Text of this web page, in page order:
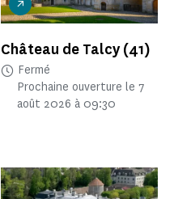
Château de Talcy(41)
Fermé
Prochaine ouverture le 7
août 2026 à 09:30